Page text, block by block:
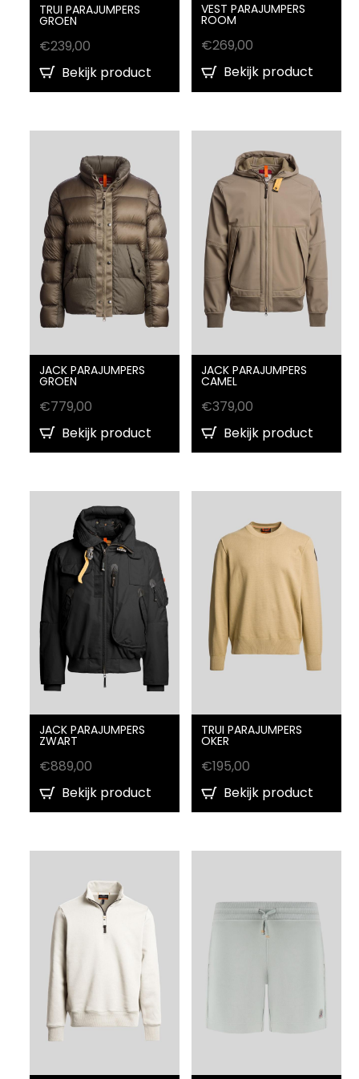
TRUI PARAJUMPERS
GROEN
€239,00
Bekijk product
VEST PARAJUMPERS
ROOM
€269,00
Bekijk product
JACK PARAJUMPERS
GROEN
€779,00
Bekijk product
JACK PARAJUMPERS
CAMEL
€379,00
Bekijk product
JACK PARAJUMPERS
ZWART
€889,00
Bekijk product
TRUI PARAJUMPERS
OKER
€195,00
Bekijk product